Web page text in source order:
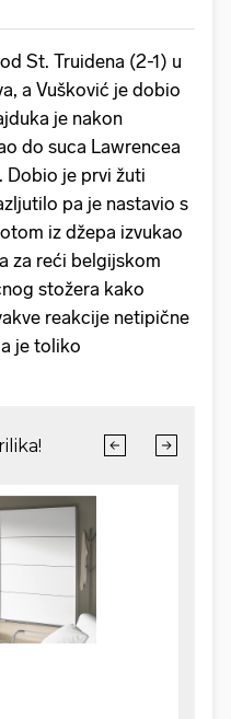
St. Truidena (2-1) u
a Vušković je dobio
je nakon
do suca Lawrencea
je prvi žuti
pa je nastavio s
iz džepa izvukao
za reći belgijskom
stožera kako
reakcije netipične
je toliko